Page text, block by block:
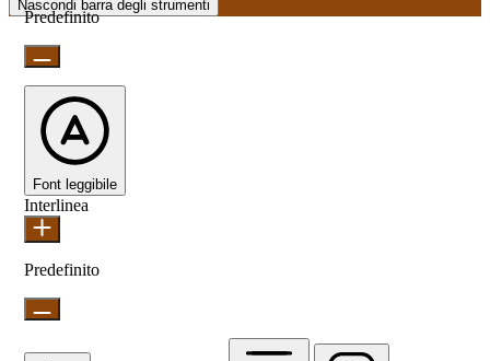
Nascondi barra degli strumenti
Predefinito
Font leggibile
Interlinea
Predefinito